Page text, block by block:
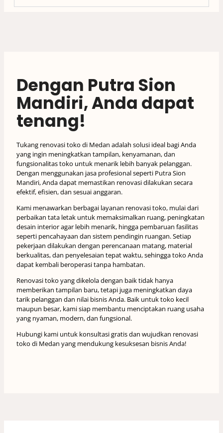
Dengan Putra Sion
Mandiri, Anda dapat
tenang!
Tukang renovasi toko di Medan adalah solusi ideal bagi Anda
yang ingin meningkatkan tampilan, kenyamanan, dan
fungsionalitas toko untuk menarik lebih banyak pelanggan.
Dengan menggunakan jasa profesional seperti Putra Sion
Mandiri, Anda dapat memastikan renovasi dilakukan secara
efektif, efisien, dan sesuai anggaran.
Kami menawarkan berbagai layanan renovasi toko, mulai dari
perbaikan tata letak untuk memaksimalkan ruang, peningkatan
desain interior agar lebih menarik, hingga pembaruan fasilitas
seperti pencahayaan dan sistem pendingin ruangan. Setiap
pekerjaan dilakukan dengan perencanaan matang, material
berkualitas, dan penyelesaian tepat waktu, sehingga toko Anda
dapat kembali beroperasi tanpa hambatan.
Renovasi toko yang dikelola dengan baik tidak hanya
memberikan tampilan baru, tetapi juga meningkatkan daya
tarik pelanggan dan nilai bisnis Anda. Baik untuk toko kecil
maupun besar, kami siap membantu menciptakan ruang usaha
yang nyaman, modern, dan fungsional.
Hubungi kami untuk konsultasi gratis dan wujudkan renovasi
toko di Medan yang mendukung kesuksesan bisnis Anda!